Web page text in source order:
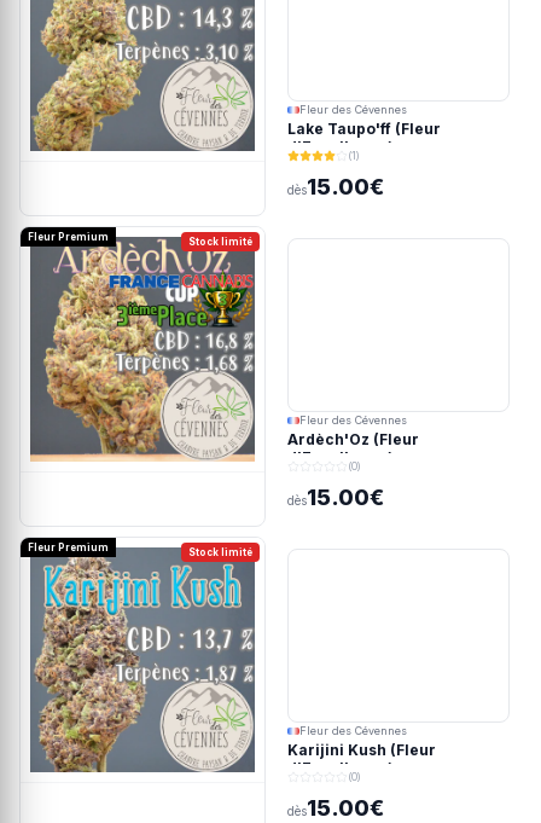
Fleur des Cévennes
Lake Taupo'ff (Fleur
d'Excellence)
(1)
dès15.00€
Stock limité
Fleur Premium
Fleur des Cévennes
Ardèch'Oz (Fleur
d'Excellence)
(0)
dès15.00€
Stock limité
Fleur Premium
Fleur des Cévennes
Karijini Kush (Fleur
d'Excellence)
(0)
dès15.00€